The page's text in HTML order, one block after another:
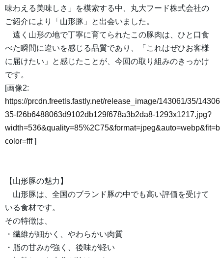
味わえる美味しさ」を模索する中、丸大フード株式会社の
ご紹介により「山形豚」と出会いました。
遠く山形の地で丁寧に育てられたこの豚肉は、ひと口食
べた瞬間に違いを感じる品質であり、「これはぜひお客様
に届けたい」と感じたことが、今回の取り組みのきっかけ
です。
[画像2:
https://prcdn.freetls.fastly.net/release_image/143061/35/
35-f26b6488063d9102db129f678a3b2da8-1293x1217.jpg?
color=fff]
【山形豚の魅力】
山形豚は、全国のブランド豚の中でも高い評価を受けて
いる食材です。
その特徴は、
・繊維が細かく、やわらかい肉質
・脂の甘みが強く、後味が軽い